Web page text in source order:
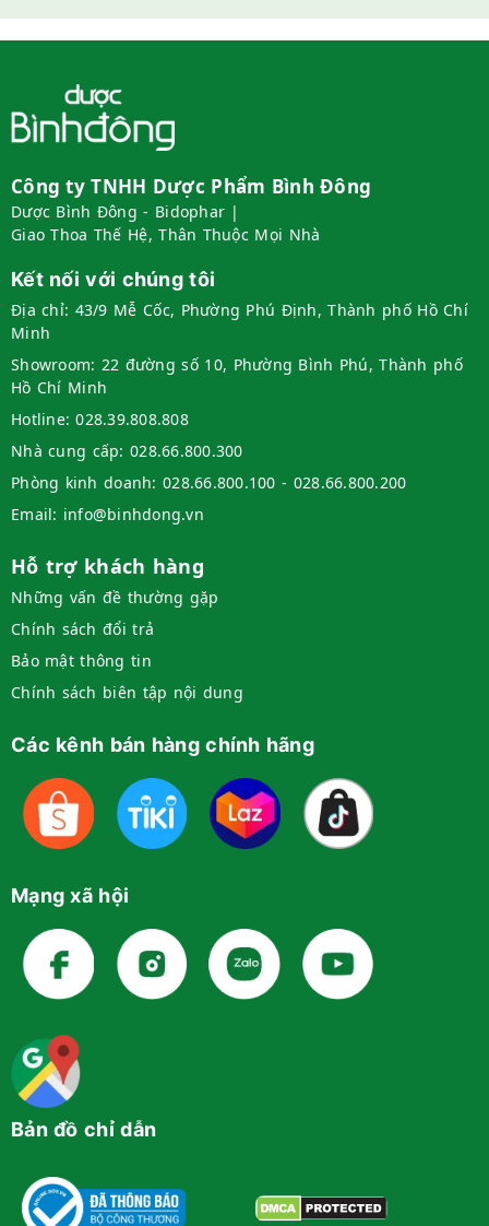
Công ty TNHH Dược Phẩm Bình Đông
Dược Bình Đông - Bidophar |
Giao Thoa Thế Hệ, Thân Thuộc Mọi Nhà
Kết nối với chúng tôi
Địa chỉ: 43/9 Mễ Cốc, Phường Phú Định, Thành phố Hồ Chí
Minh
Showroom: 22 đường số 10, Phường Bình Phú, Thành phố
Hồ Chí Minh
Hotline: 028.39.808.808
Nhà cung cấp: 028.66.800.300
Phòng kinh doanh: 028.66.800.100 - 028.66.800.200
Email: info@binhdong.vn
Hỗ trợ khách hàng
Những vấn đề thường gặp
Chính sách đổi trả
Bảo mật thông tin
Chính sách biên tập nội dung
Các kênh bán hàng chính hãng
Mạng xã hội
Bản đồ chỉ dẫn